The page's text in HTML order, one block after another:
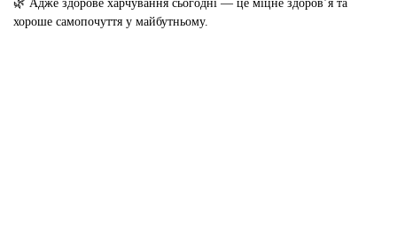
🌿 Адже здорове харчування сьогодні — це міцне здоров’я та
хороше самопочуття у майбутньому.